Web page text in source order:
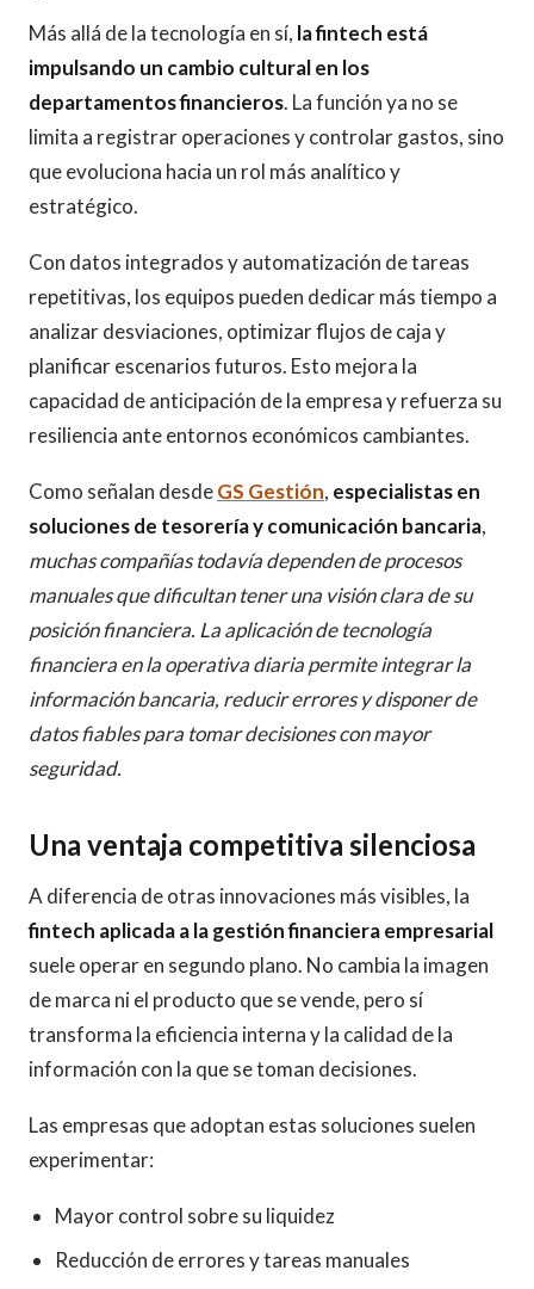
Más allá de la tecnología en sí, la fintech está
impulsando un cambio cultural en los
departamentos financieros. La función ya no se
limita a registrar operaciones y controlar gastos, sino
que evoluciona hacia un rol más analítico y
estratégico.
Con datos integrados y automatización de tareas
repetitivas, los equipos pueden dedicar más tiempo a
analizar desviaciones, optimizar flujos de caja y
planificar escenarios futuros. Esto mejora la
capacidad de anticipación de la empresa y refuerza su
resiliencia ante entornos económicos cambiantes.
Como señalan desdeGS Gestión, especialistas en
soluciones de tesorería y comunicación bancaria,
muchas compañías todavía dependen de procesos
manuales que dificultan tener una visión clara de su
posición financiera. La aplicación de tecnología
financiera en la operativa diaria permite integrar la
información bancaria, reducir errores y disponer de
datos fiables para tomar decisiones con mayor
seguridad.
Una ventaja competitiva silenciosa
A diferencia de otras innovaciones más visibles, la
fintech aplicada a la gestión financiera empresarial
suele operar en segundo plano. No cambia la imagen
de marca ni el producto que se vende, pero sí
transforma la eficiencia interna y la calidad de la
información con la que se toman decisiones.
Las empresas que adoptan estas soluciones suelen
experimentar:
Mayor control sobre su liquidez
Reducción de errores y tareas manuales